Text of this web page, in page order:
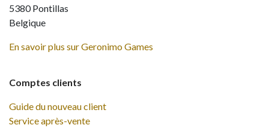
Comptes clients
Guide du nouveau client
Service après-vente
5380 Pontillas
Belgique
En savoir plus sur Geronimo Games